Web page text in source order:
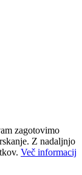
zagotovimo
Z nadaljnjo
Več informacij